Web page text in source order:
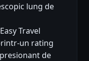
lung de
Travel
un rating
de